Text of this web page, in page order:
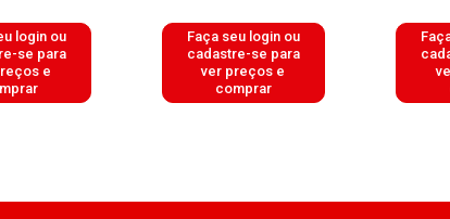
login ou
se para
e
Faça seu login ou
cadastre-se para
ver preços e
comprar